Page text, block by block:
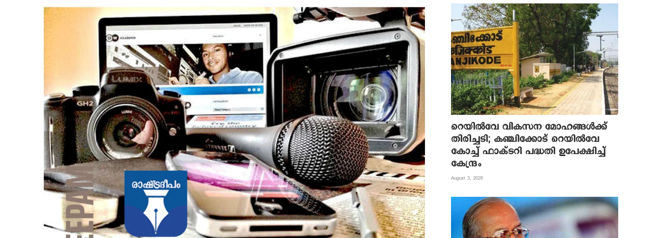
റെയില്‍വേ വികസന മോഹങ്ങള്‍ക്ക്
തിരിച്ചടി; കഞ്ചിക്കോട് റെയില്‍വേ
കോച്ച് ഫാക്ടറി പദ്ധതി ഉപേക്ഷിച്ച്
കേന്ദ്രം
August 3, 2026